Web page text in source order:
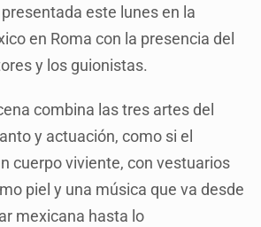
este lunes en la
en Roma con la presencia del
y los guionistas.
combina las tres artes del
y actuación, como si el
cuerpo viviente, con vestuarios
piel y una música que va desde
mexicana hasta lo